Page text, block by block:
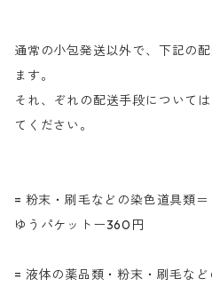
通常の小包発送以外で、下記の
ます。
それ、ぞれの配送手段について
てください。
= 粉末・刷毛などの染色道具類＝
ゆうパケットー360円
= 液体の薬品類・粉末・刷毛な